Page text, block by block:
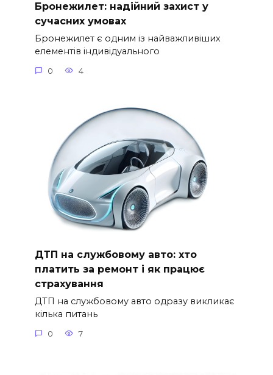
Бронежилет: надійний захист у
сучасних умовах
Бронежилет є одним із найважливіших
елементів індивідуального
0 4
ДТП на службовому авто: хто
платить за ремонт і як працює
страхування
ДТП на службовому авто одразу викликає
кілька питань
0 7